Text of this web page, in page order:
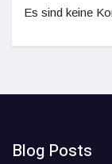
Es sind keine
Blog Posts